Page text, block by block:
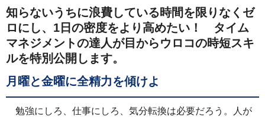
知らないうちに浪費している時間を限りなくゼ
ロにし、1日の密度をより高めたい！ タイム
マネジメントの達人が目からウロコの時短スキ
ルを特別公開します。
月曜と金曜に全精力を傾けよ
勉強にしろ、仕事にしろ、気分転換は必要だろう。人が